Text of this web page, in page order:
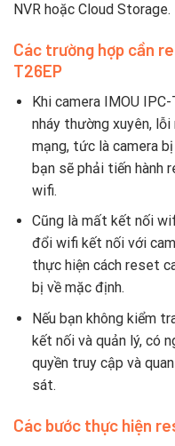
NVR hoặc Cloud Storage.
Các trường hợp cần
T26EP
Khi camera IMOU
nháy thường xuyên,
mạng, tức là camera
bạn sẽ phải tiến hành
wifi.
Cũng là mất kết nối
đổi wifi kết nối với
thực hiện cách reset
bị về mặc định.
Nếu bạn không kiểm
kết nối và quản lý, có
quyền truy cập và
sát.
Các bước thực hiện